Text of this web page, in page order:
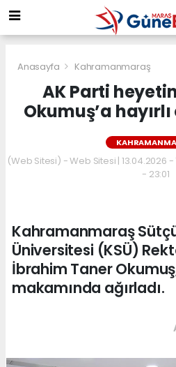
Anasayfa Kahramanmaraş
AK Parti
Okumuş’a
(Web Sitesi) - Web Sitesi | 13.04.2026
- 23:01
Kahramanmaraş
Üniversitesi (KSÜ)
İbrahim Taner
makamında ağırladı.